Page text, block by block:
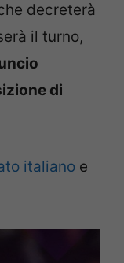
decreterà
il turno,
di
italiano e